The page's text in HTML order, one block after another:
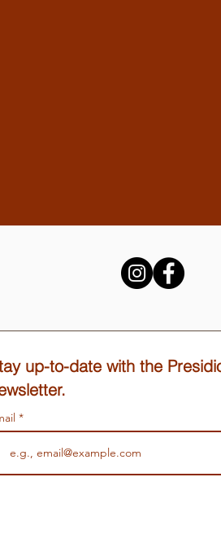
up-to-date with the